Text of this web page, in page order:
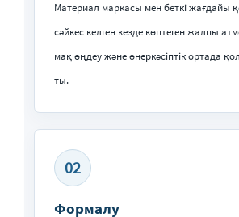
Материал маркасы мен беткі жағдайы
сәйкес келген кезде көптеген жалпы
мақ өңдеу және өнеркәсіптік ортада
ты.
02
Формалу